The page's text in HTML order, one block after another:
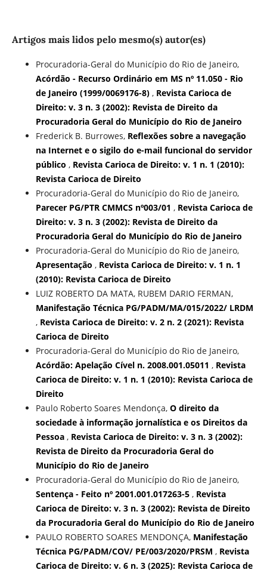
Artigos mais lidos pelo mesmo(s) autor(es)
Procuradoria-Geral do Município do Rio de Janeiro,
Acórdão - Recurso Ordinário em MS nº 11.050 - Rio
de Janeiro (1999/0069176-8) , Revista Carioca de
Direito: v. 3 n. 3 (2002): Revista de Direito da
Procuradoria Geral do Município do Rio de Janeiro
Frederick B. Burrowes, Reflexões sobre a navegação
na Internet e o sigilo do e-mail funcional do servidor
público , Revista Carioca de Direito: v. 1 n. 1 (2010):
Revista Carioca de Direito
Procuradoria-Geral do Município do Rio de Janeiro,
Parecer PG/PTR CMMCS nº003/01 , Revista Carioca de
Direito: v. 3 n. 3 (2002): Revista de Direito da
Procuradoria Geral do Município do Rio de Janeiro
Procuradoria-Geral do Município do Rio de Janeiro,
Apresentação , Revista Carioca de Direito: v. 1 n. 1
(2010): Revista Carioca de Direito
LUIZ ROBERTO DA MATA, RUBEM DARIO FERMAN,
Manifestação Técnica PG/PADM/MA/015/2022/ LRDM
, Revista Carioca de Direito: v. 2 n. 2 (2021): Revista
Carioca de Direito
Procuradoria-Geral do Município do Rio de Janeiro,
Acórdão: Apelação Cível n. 2008.001.05011 , Revista
Carioca de Direito: v. 1 n. 1 (2010): Revista Carioca de
Direito
Paulo Roberto Soares Mendonça, O direito da
sociedade à informação jornalística e os Direitos da
Pessoa , Revista Carioca de Direito: v. 3 n. 3 (2002):
Revista de Direito da Procuradoria Geral do
Município do Rio de Janeiro
Procuradoria-Geral do Município do Rio de Janeiro,
Sentença - Feito nº 2001.001.017263-5 , Revista
Carioca de Direito: v. 3 n. 3 (2002): Revista de Direito
da Procuradoria Geral do Município do Rio de Janeiro
PAULO ROBERTO SOARES MENDONÇA, Manifestação
Técnica PG/PADM/COV/ PE/003/2020/PRSM , Revista
Carioca de Direito: v. 6 n. 3 (2025): Revista Carioca de